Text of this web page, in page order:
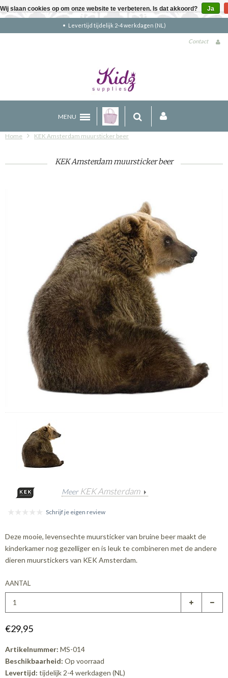
Levertijd tijdelijk 2-4 werkdagen (NL)
Contact
MENU
Home KEK Amsterdam muursticker beer
KEK Amsterdam muursticker beer
Meer KEK Amsterdam
Schrijf je eigen review
Deze mooie, levensechte muursticker van bruine beer maakt de
kinderkamer nog gezelliger en is leuk te combineren met de andere
dieren muurstickers van KEK Amsterdam.
AANTAL
€29,95
Artikelnummer: MS-014
Beschikbaarheid: Op voorraad
Levertijd: tijdelijk 2-4 werkdagen (NL)
Wij slaan cookies op om onze website te verbeteren. Is dat akkoord? Ja